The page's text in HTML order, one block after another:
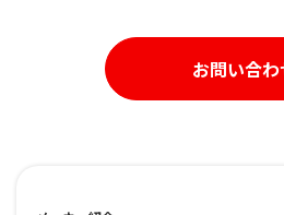
お問い合わ